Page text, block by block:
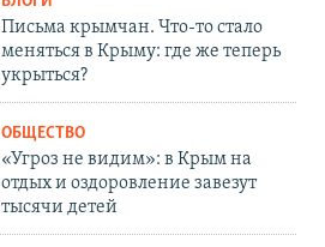
Письма крымчан. Что-то стало
меняться в Крыму: где же теперь
укрыться?
ОБЩЕСТВО
«Угроз не видим»: в Крым на
отдых и оздоровление завезут
тысячи детей